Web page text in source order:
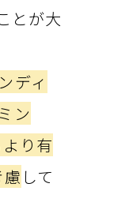
とが大
ディ
ン
り有
して